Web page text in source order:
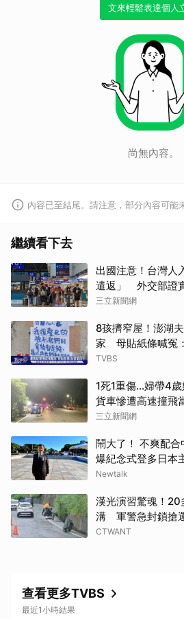
文來輕鬆表達個人
尚無內容。
內容已至結尾。請注意，部分內容可能
繼續看下去
出國注意！台灣人
遣返」 外交部證
三立新聞網
8孩擠窄屋！澎湖
家 母貼紙條喊冤
TVBS
1死1重傷…婦帶4
貨車慘遭高速撞飛
三立新聞網
鬧大了！ 不爽配
爆紀念式登多日本
Newtalk
漢光演習驚魂！
溝 軍警急封鎖搶
CTWANT
查看更多TVBS
最近1小時結果
取消